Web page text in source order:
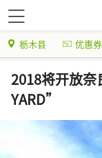
栃木县 优惠券
2018将开放
YARD”